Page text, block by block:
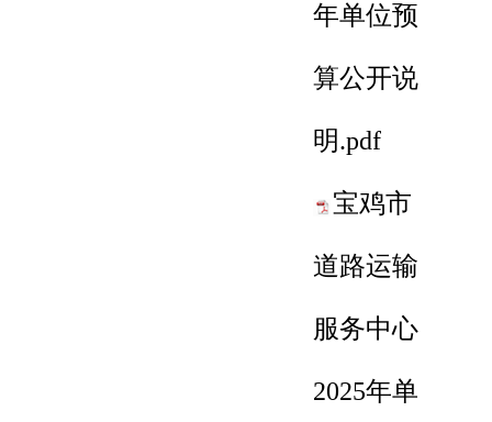
年单位预
算公开说
明.pdf
宝鸡市
道路运输
服务中心
2025年单